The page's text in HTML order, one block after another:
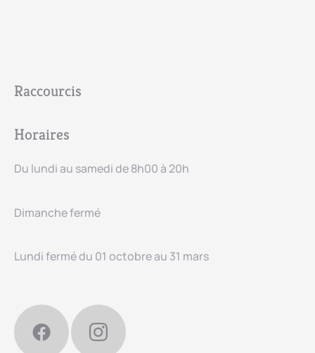
Raccourcis
Horaires
Du lundi au samedi de 8h00 à 20h
Dimanche fermé
Lundi fermé du 01 octobre au 31 mars